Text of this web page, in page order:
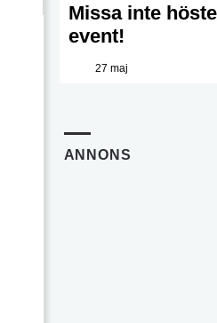
Missa inte
event!
27 maj
ANNONS